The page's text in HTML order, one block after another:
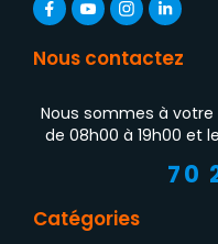
Nous contactez
Nous sommes à
de 08h00 à 19h00 et
70
Catégories